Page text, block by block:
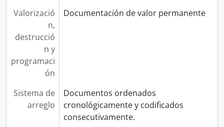
Valorizació
n,
destrucció
n y
programaci
ón
Documentación de valor permanente
Sistema de
arreglo
Documentos ordenados
cronológicamente y codificados
consecutivamente.